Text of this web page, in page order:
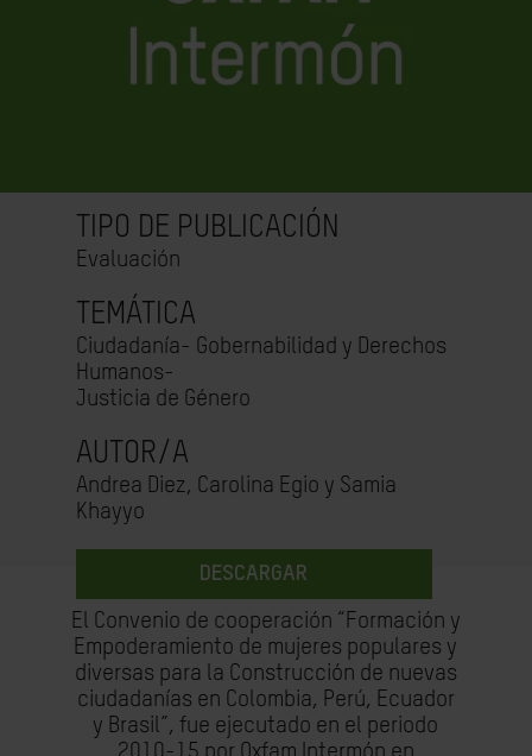
TIPO DE PUBLICACIÓN
Evaluación
TEMÁTICA
Ciudadanía- Gobernabilidad y Derechos
Humanos-
Justicia de Género
AUTOR/A
Andrea Diez, Carolina Egio y Samia
Khayyo
DESCARGAR
El Convenio de cooperación “Formación y
Empoderamiento de mujeres populares y
diversas para la Construcción de nuevas
ciudadanías en Colombia, Perú, Ecuador
y Brasil”, fue ejecutado en el periodo